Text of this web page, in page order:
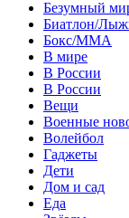
Безумный
Биатлон/
Бокс/MMA
В мире
В России
В России
Вещи
Военные
Волейбол
Гаджеты
Дети
Дом и сад
Еда